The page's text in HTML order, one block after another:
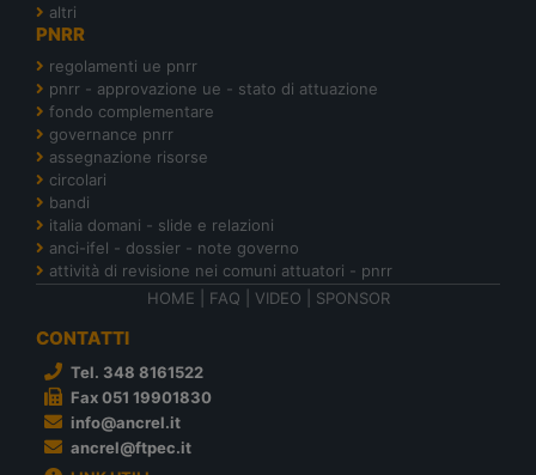
altri
PNRR
regolamenti ue pnrr
pnrr - approvazione ue - stato di attuazione
fondo complementare
governance pnrr
assegnazione risorse
circolari
bandi
italia domani - slide e relazioni
anci-ifel - dossier - note governo
attività di revisione nei comuni attuatori - pnrr
HOME
FAQ VIDEO SPONSOR
CONTATTI
Tel. 348 8161522
Fax 051 19901830
info@ancrel.it
ancrel@ftpec.it